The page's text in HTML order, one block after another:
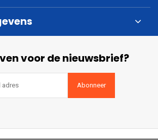
voor de nieuwsbrief?
Abonneer